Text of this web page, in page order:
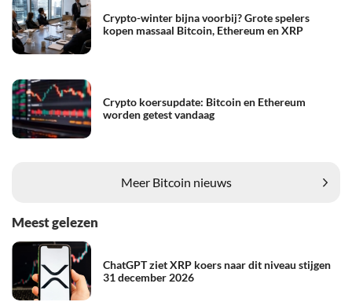
Crypto-winter bijna voorbij? Grote spelers
kopen massaal Bitcoin, Ethereum en XRP
Crypto koersupdate: Bitcoin en Ethereum
worden getest vandaag
Meer Bitcoin nieuws
Meest gelezen
ChatGPT ziet XRP koers naar dit niveau stijgen
31 december 2026